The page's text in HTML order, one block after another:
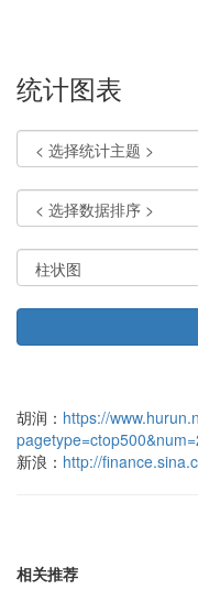
统计图表
胡润： https://
新浪： http://
相关推荐